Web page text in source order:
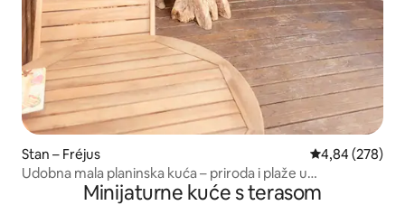
Stan – Fréjus Prosječna
4,84 (278)
Udobna mala planinska kuća – priroda i plaže u
neposrednoj bliziniMinijaturne kuće s terasom